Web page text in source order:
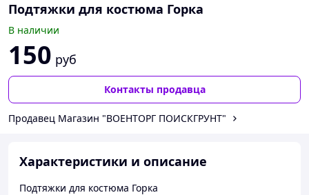
Подтяжки для костюма Горка
В наличии
150 руб
Контакты продавца
Продавец Магазин "ВОЕНТОРГ ПОИСКГРУНТ"
Характеристики и описание
Подтяжки для костюма Горка